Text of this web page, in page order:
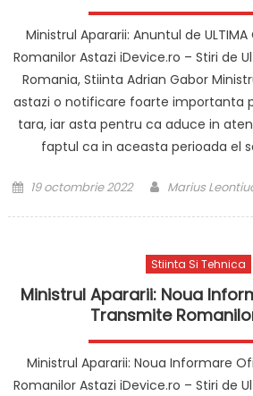
Ministrul Apararii: Anuntul de
Romanilor Astazi iDevice.ro – Stiri de
Romania, Stiinta Adrian Gabor
astazi o notificare foarte importanta
tara, iar asta pentru ca aduce in
faptul ca in aceasta perioada el
Posted
19 octombrie 2022 Author
Marius
Stiinta Si Tehnica
Ministrul Apararii: Noua
Transmite
Ministrul Apararii: Noua Informare
Romanilor Astazi iDevice.ro – Stiri de